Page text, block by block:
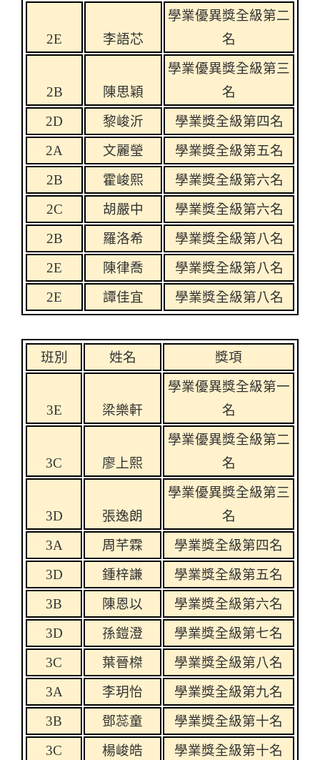
2E 李語芯
學業優異獎全級第二
名
2B 陳思穎
學業優異獎全級第三
名
2D
黎峻沂
學業獎全級第四名
2A
文麗瑩
學業獎全級第五名
2B
霍峻熙
學業獎全級第六名
2C
胡嚴中
學業獎全級第六名
2B
羅洛希
學業獎全級第八名
2E
陳律喬
學業獎全級第八名
2E
譚佳宜 學業獎全級第八名
班別 姓名 獎項
3E 梁樂軒
學業優異獎全級第一
名
3C 廖上熙
學業優異獎全級第二
名
3D 張逸朗
學業優異獎全級第三
名
3A
周芊霖
學業獎全級第四名
3D
鍾梓謙
學業獎全級第五名
3B
陳恩以
學業獎全級第六名
3D
孫鎧澄
學業獎全級第七名
3C
葉晉榤
學業獎全級第八名
3A
李玥怡
學業獎全級第九名
3B
鄧蕊童
學業獎全級第十名
3C
楊峻皓 學業獎全級第十名